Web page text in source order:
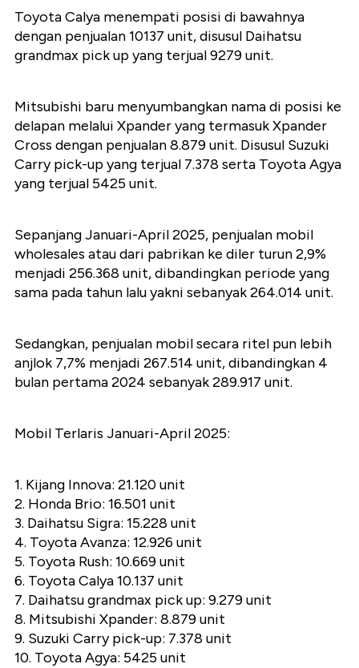
Toyota Calya menempati posisi di bawahnya
dengan penjualan 10137 unit, disusul Daihatsu
grandmax pick up yang terjual 9279 unit.
Mitsubishi baru menyumbangkan nama di posisi ke
delapan melalui Xpander yang termasuk Xpander
Cross dengan penjualan 8.879 unit. Disusul Suzuki
Carry pick-up yang terjual 7.378 serta Toyota Agya
yang terjual 5425 unit.
Sepanjang Januari-April 2025, penjualan mobil
wholesales atau dari pabrikan ke diler turun 2,9%
menjadi 256.368 unit, dibandingkan periode yang
sama pada tahun lalu yakni sebanyak 264.014 unit.
Sedangkan, penjualan mobil secara ritel pun lebih
anjlok 7,7% menjadi 267.514 unit, dibandingkan 4
bulan pertama 2024 sebanyak 289.917 unit.
Mobil Terlaris Januari-April 2025:
1. Kijang Innova: 21.120 unit
2. Honda Brio: 16.501 unit
3. Daihatsu Sigra: 15.228 unit
4. Toyota Avanza: 12.926 unit
5. Toyota Rush: 10.669 unit
6. Toyota Calya 10.137 unit
7. Daihatsu grandmax pick up: 9.279 unit
8. Mitsubishi Xpander: 8.879 unit
9. Suzuki Carry pick-up: 7.378 unit
10. Toyota Agya: 5425 unit